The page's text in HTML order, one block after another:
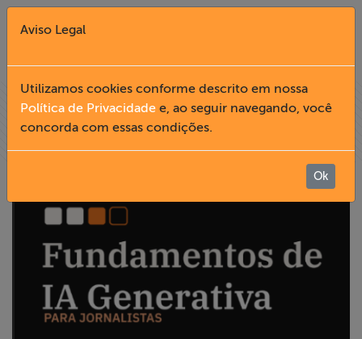
Fechar X
English
Institucional
Formação
Acesso à
Aviso Legal
Utilizamos cookies conforme descrito em nossa
Política de Privacidade e, ao seguir navegando, você
concorda com essas condições.
Ok